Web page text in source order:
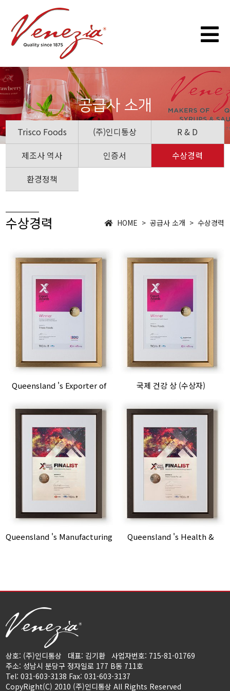
공급사 소개
Trisco Foods (주)인디통상
R & D
제조사 역사
인증서
수상경력
환경정책
수상경력 HOME > 공급사 소개 > 수상경력
Queensland 's Exporter of
the Year 2019 수상 (수상자)
국제 건강 상 (수상자)
Queensland 's Manufacturing
Queensland 's Health &
상호: (주)인디통상 대표: 김기환 사업자번호: 715-81-01769
주소: 성남시 분당구 정자일로 177 B동 711호
Tel: 031-603-3138 Fax: 031-603-3137
CopyRight(C) 2010 (주)인디통상 All Rights Reserved